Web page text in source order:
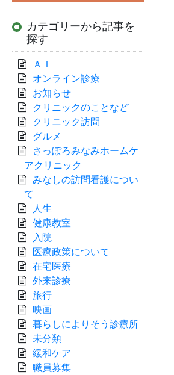
カテゴリーから記事を
探す
ＡＩ
オンライン診療
お知らせ
クリニックのことなど
クリニック訪問
グルメ
さっぽろみなみホームケ
アクリニック
みなしの訪問看護につい
て
人生
健康教室
入院
医療政策について
在宅医療
外来診療
旅行
映画
暮らしによりそう診療所
未分類
緩和ケア
職員募集